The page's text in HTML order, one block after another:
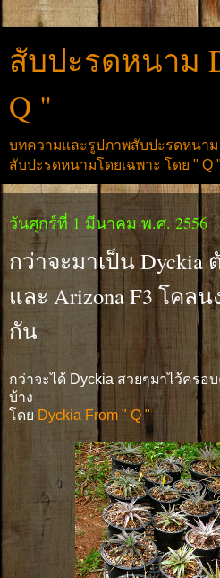
สับปะรดหนาม
Q "
บทความและรูปภาพสับปะรดหนา
สับปะรดหนามโดยเฉพาะ โดย " Q
วันศุกร์ที่ 1 มีนาคม พ.ศ. 2556
กว่าจะมาเป็น Dyckia
และ Arizona F3 โคล
กัน
กว่าจะได้ Dyckia สวยๆมาไว้ครอ
บ้าง
โดย Dyckia From " Q "